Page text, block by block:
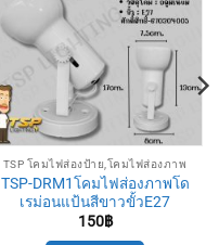
TSP โคมไฟส่องป้าย,โคมไฟส่องภาพ
TSP-DRM1โคมไฟส่องภาพโด
เรม่อนแป้นสีขาวขั้วE27
150฿